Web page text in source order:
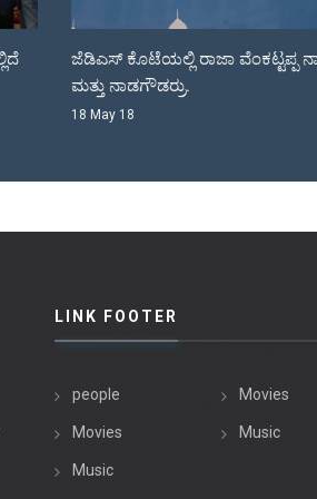
ಜೆಡಿಎಸ್ ಕೊಟೆಯಲ್ಲಿ ರಾಜಾ ವೆಂಕಟ್ಟಪ್ಪ ನಾಯಕ
ಮತ್ತು ನಾಡಗೌಡರ್ರು.
LINK FOOTER
people
Movies
Music
Movies
Music